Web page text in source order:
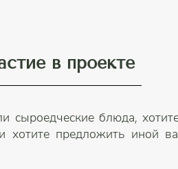
в проекте
сыроедческие блюда,
предложить иной